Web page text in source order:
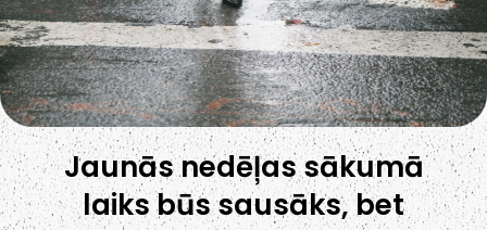
Jaunās nedēļas sākumā
laiks būs sausāks, bet